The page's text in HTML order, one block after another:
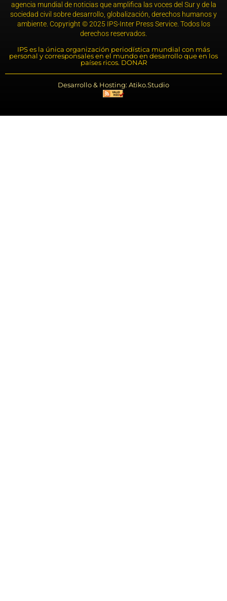
agencia mundial de noticias que amplifica las voces del Sur y de la
sociedad civil sobre desarrollo, globalización, derechos humanos y
ambiente. Copyright © 2025 IPS-Inter Press Service. Todos los
derechos reservados.
IPS es la única organización periodística mundial con más
personal y corresponsales en el mundo en desarrollo que en los
países ricos. DONAR
Desarrollo & Hosting: Atiko.Studio